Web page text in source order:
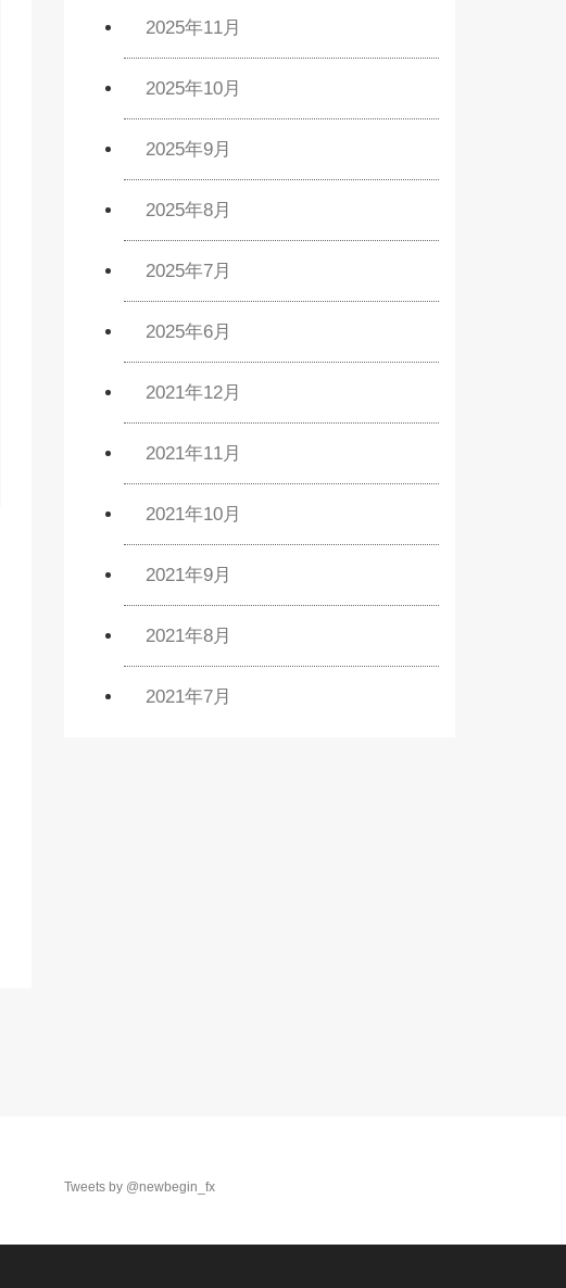
2025年11月
2025年10月
2025年9月
2025年8月
2025年7月
2025年6月
2021年12月
2021年11月
2021年10月
2021年9月
2021年8月
2021年7月
Tweets by @newbegin_fx